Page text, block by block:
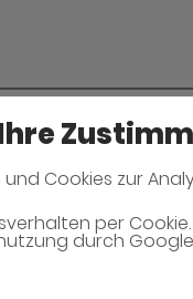
Cookies zur
per Cookie.
durch
Neues
Text ein